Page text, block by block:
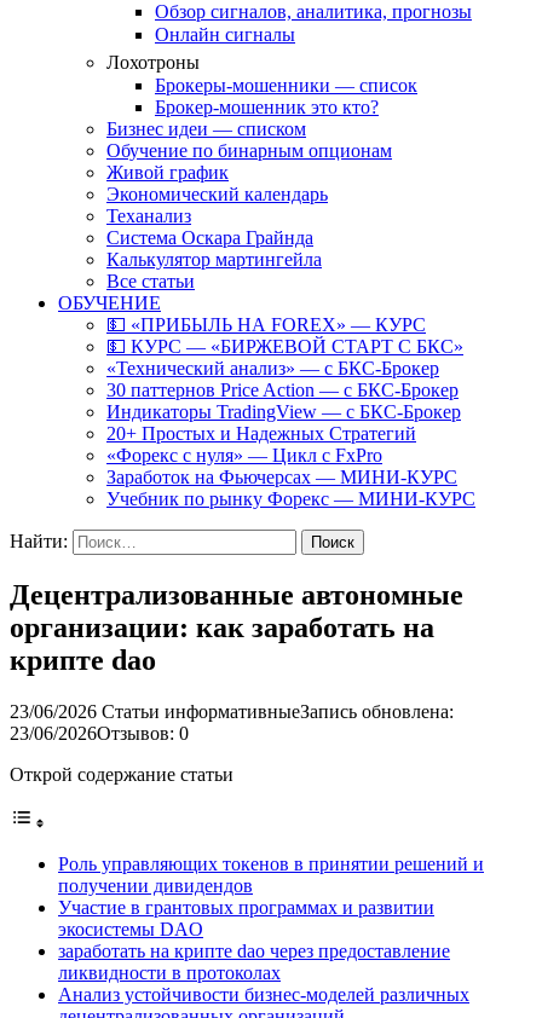
Обзор сигналов, аналитика, прогнозы
Онлайн сигналы
Лохотроны
Брокеры-мошенники — список
Брокер-мошенник это кто?
Бизнес идеи — списком
Обучение по бинарным опционам
Живой график
Экономический календарь
Теханализ
Система Оскара Грайнда
Калькулятор мартингейла
Все статьи
ОБУЧЕНИЕ
💵 «ПРИБЫЛЬ НА FOREX» — КУРС
💵 КУРС — «БИРЖЕВОЙ СТАРТ С БКС»
«Технический анализ» — с БКС-Брокер
30 паттернов Price Action — с БКС-Брокер
Индикаторы TradingView — с БКС-Брокер
20+ Простых и Надежных Стратегий
«Форекс с нуля» — Цикл с FxPro
Заработок на Фьючерсах — МИНИ-КУРС
Учебник по рынку Форекс — МИНИ-КУРС
Найти:
Децентрализованные автономные
организации: как заработать на
крипте dao
23/06/2026 Статьи информативныеЗапись обновлена:
23/06/2026Отзывов: 0
Открой содержание статьи
Роль управляющих токенов в принятии решений и
получении дивидендов
Участие в грантовых программах и развитии
экосистемы DAO
заработать на крипте dao через предоставление
ликвидности в протоколах
Анализ устойчивости бизнес-моделей различных